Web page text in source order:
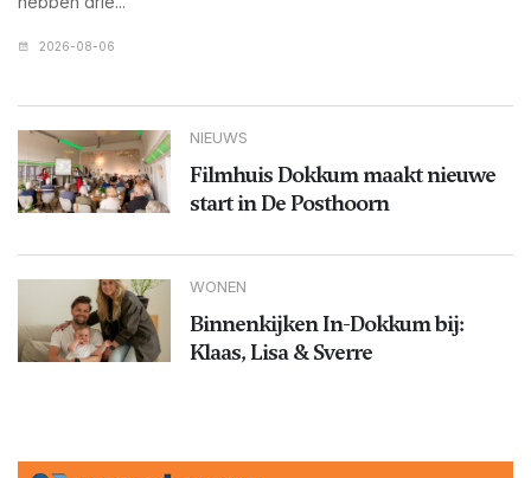
2026-08-06
NIEUWS
Filmhuis Dokkum maakt nieuwe
start in De Posthoorn
WONEN
Binnenkijken In-Dokkum bij:
Klaas, Lisa & Sverre